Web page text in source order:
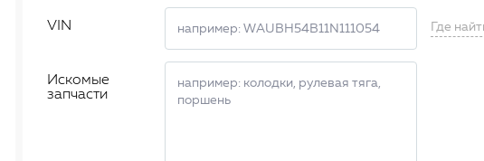
VIN Где
Искомые
запчасти